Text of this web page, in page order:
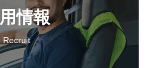
情報
Recruit